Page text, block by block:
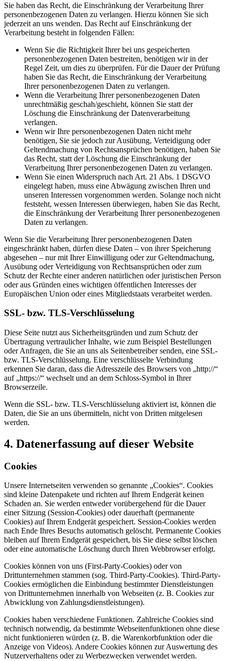
Sie haben das Recht, die Einschränkung der Verarbeitung Ihrer
personenbezogenen Daten zu verlangen. Hierzu können Sie sich
jederzeit an uns wenden. Das Recht auf Einschränkung der
Verarbeitung besteht in folgenden Fällen:
Wenn Sie die Richtigkeit Ihrer bei uns gespeicherten
personenbezogenen Daten bestreiten, benötigen wir in der
Regel Zeit, um dies zu überprüfen. Für die Dauer der Prüfung
haben Sie das Recht, die Einschränkung der Verarbeitung
Ihrer personenbezogenen Daten zu verlangen.
Wenn die Verarbeitung Ihrer personenbezogenen Daten
unrechtmäßig geschah/geschieht, können Sie statt der
Löschung die Einschränkung der Datenverarbeitung
verlangen.
Wenn wir Ihre personenbezogenen Daten nicht mehr
benötigen, Sie sie jedoch zur Ausübung, Verteidigung oder
Geltendmachung von Rechtsansprüchen benötigen, haben Sie
das Recht, statt der Löschung die Einschränkung der
Verarbeitung Ihrer personenbezogenen Daten zu verlangen.
Wenn Sie einen Widerspruch nach Art. 21 Abs. 1 DSGVO
eingelegt haben, muss eine Abwägung zwischen Ihren und
unseren Interessen vorgenommen werden. Solange noch nicht
feststeht, wessen Interessen überwiegen, haben Sie das Recht,
die Einschränkung der Verarbeitung Ihrer personenbezogenen
Daten zu verlangen.
Wenn Sie die Verarbeitung Ihrer personenbezogenen Daten
eingeschränkt haben, dürfen diese Daten – von ihrer Speicherung
abgesehen – nur mit Ihrer Einwilligung oder zur Geltendmachung,
Ausübung oder Verteidigung von Rechtsansprüchen oder zum
Schutz der Rechte einer anderen natürlichen oder juristischen Person
oder aus Gründen eines wichtigen öffentlichen Interesses der
Europäischen Union oder eines Mitgliedstaats verarbeitet werden.
SSL- bzw. TLS-Verschlüsselung
Diese Seite nutzt aus Sicherheitsgründen und zum Schutz der
Übertragung vertraulicher Inhalte, wie zum Beispiel Bestellungen
oder Anfragen, die Sie an uns als Seitenbetreiber senden, eine SSL-
bzw. TLS-Verschlüsselung. Eine verschlüsselte Verbindung
erkennen Sie daran, dass die Adresszeile des Browsers von „http://“
auf „https://“ wechselt und an dem Schloss-Symbol in Ihrer
Browserzeile.
Wenn die SSL- bzw. TLS-Verschlüsselung aktiviert ist, können die
Daten, die Sie an uns übermitteln, nicht von Dritten mitgelesen
werden.
4. Datenerfassung auf dieser Website
Cookies
Unsere Internetseiten verwenden so genannte „Cookies“. Cookies
sind kleine Datenpakete und richten auf Ihrem Endgerät keinen
Schaden an. Sie werden entweder vorübergehend für die Dauer
einer Sitzung (Session-Cookies) oder dauerhaft (permanente
Cookies) auf Ihrem Endgerät gespeichert. Session-Cookies werden
nach Ende Ihres Besuchs automatisch gelöscht. Permanente Cookies
bleiben auf Ihrem Endgerät gespeichert, bis Sie diese selbst löschen
oder eine automatische Löschung durch Ihren Webbrowser erfolgt.
Cookies können von uns (First-Party-Cookies) oder von
Drittunternehmen stammen (sog. Third-Party-Cookies). Third-Party-
Cookies ermöglichen die Einbindung bestimmter Dienstleistungen
von Drittunternehmen innerhalb von Webseiten (z. B. Cookies zur
Abwicklung von Zahlungsdienstleistungen).
Cookies haben verschiedene Funktionen. Zahlreiche Cookies sind
technisch notwendig, da bestimmte Webseitenfunktionen ohne diese
nicht funktionieren würden (z. B. die Warenkorbfunktion oder die
Anzeige von Videos). Andere Cookies können zur Auswertung des
Nutzerverhaltens oder zu Werbezwecken verwendet werden.